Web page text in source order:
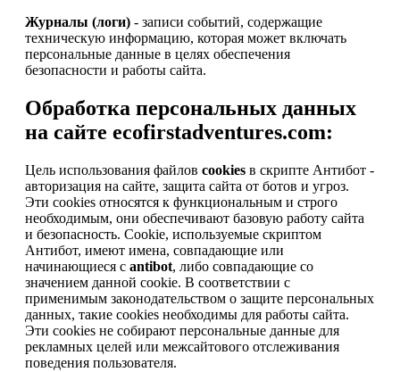
Журналы (логи) - записи событий, содержащие
техническую информацию, которая может включать
персональные данные в целях обеспечения
безопасности и работы сайта.
Обработка персональных данных
на сайте ecofirstadventures.com:
Цель использования файлов cookies в скрипте Антибот -
авторизация на сайте, защита сайта от ботов и угроз.
Эти cookies относятся к функциональным и строго
необходимым, они обеспечивают базовую работу сайта
и безопасность. Cookie, используемые скриптом
Антибот, имеют имена, совпадающие или
начинающиеся с antibot, либо совпадающие со
значением данной cookie. В соответствии с
применимым законодательством о защите персональных
данных, такие cookies необходимы для работы сайта.
Эти cookies не собирают персональные данные для
рекламных целей или межсайтового отслеживания
поведения пользователя.